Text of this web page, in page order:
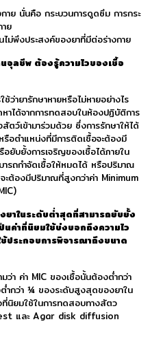
กาย นั่นคือ กระบวนการดูดซึม การกระ
ย
พึงประสงค์ของยาที่มีต่อร่างกาย
จุลชีพ ต้องรู้ความไวของเชื้อ
ว่ายารักษาหายหรือไม่หายอย่างไร
าได้จากการทดสอบในห้องปฏิบัติการ
ตว์เข้ามาร่วมด้วย ซึ่งการรักษาให้ได้
อตำแหน่งที่มีการติดเชื้อจะต้องมี
ยับยั้งการเจริญของเชื้อได้ภายใน
มารถกำจัดเชื้อให้หมดได้ หรือปริมาณ
ะต้องมีปริมาณที่สูงกว่าค่า Minimum
ยาในระดับต่ำสุดที่สามารถยับยั้ง
นค่าที่นิยมใช้บ่งบอกถึงความไว
ประกอบการพิจารณาถึงขนาด
ว่า ค่า MIC ของเชื้อนั้นต้องต่ำกว่า
ำกว่า ¼ ของระดับสูงสุดของยาใน
นิยมใช้ในการทดสอบทางสัตว
และ Agar disk diffusion